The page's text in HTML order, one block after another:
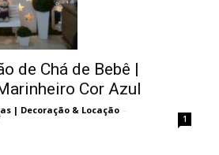
de Chá de Bebê |
Cor Azul
| Decoração & Locação -
1